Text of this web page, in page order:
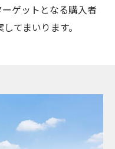
ゲットとなる購入者
てまいります。